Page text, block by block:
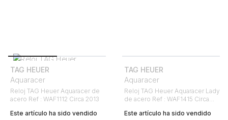
TAG HEUER
Aquaracer
Reloj TAG Heuer Aquaracer de
acero Ref : WAF1112 Circa 2013
Este artículo ha sido vendido
TAG HEUER
Aquaracer
Reloj TAG Heuer Aquaracer Lady
de acero Ref : WAF1415 Circa
Este artículo ha sido vendido